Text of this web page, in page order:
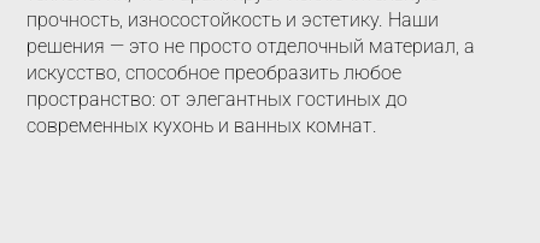
прочность, износостойкость и эстетику. Наши
решения — это не просто отделочный материал, а
искусство, способное преобразить любое
пространство: от элегантных гостиных до
современных кухонь и ванных комнат.